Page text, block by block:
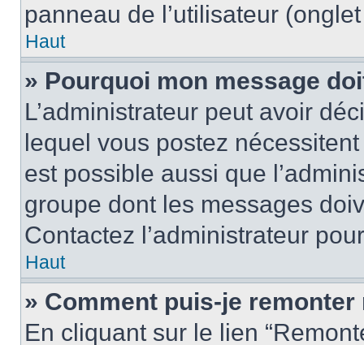
panneau de l’utilisateur
Haut
» Pourquoi mon message
L’administrateur peut avoir
lequel vous postez
est possible aussi que
groupe dont les messages
Contactez l’administrateur
Haut
» Comment puis-je
En cliquant sur le lien